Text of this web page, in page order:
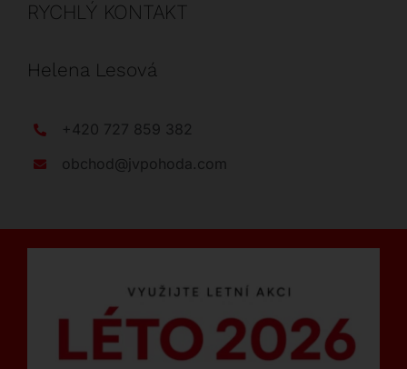
RYCHLÝ KONTAKT
Helena Lesová
+420 727 859 382
obchod@jvpohoda.com